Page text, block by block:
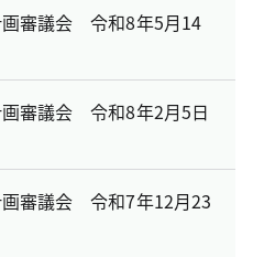
審議会 令和8年5月14
審議会 令和8年2月5日
審議会 令和7年12月23